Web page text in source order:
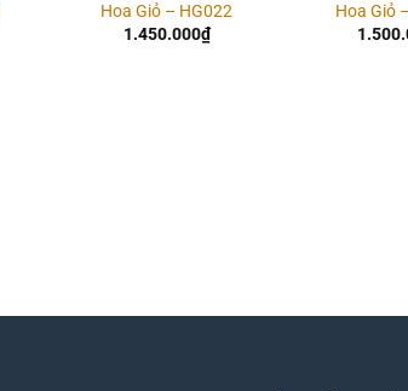
Hoa Giỏ – HG022
1.450.000₫
Hoa Giỏ